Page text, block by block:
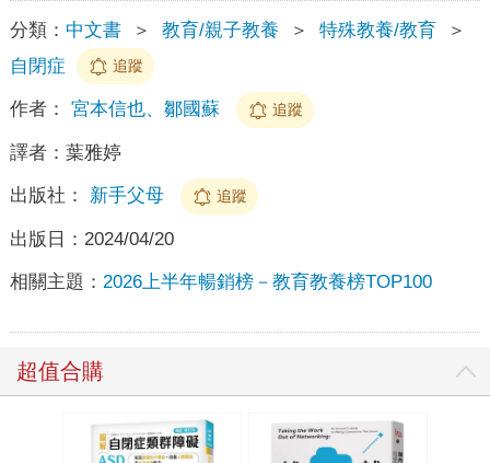
分類： 中文書 ＞ 教育/親子教養 ＞ 特殊教養/教育
＞
自閉症
追蹤
作者： 宮本信也、鄒國蘇 追蹤
譯者： 葉雅婷
出版社： 新手父母 追蹤
出版日： 2024/04/20
相關主題： 2026上半年暢銷榜－教育教養榜TOP100
超值合購